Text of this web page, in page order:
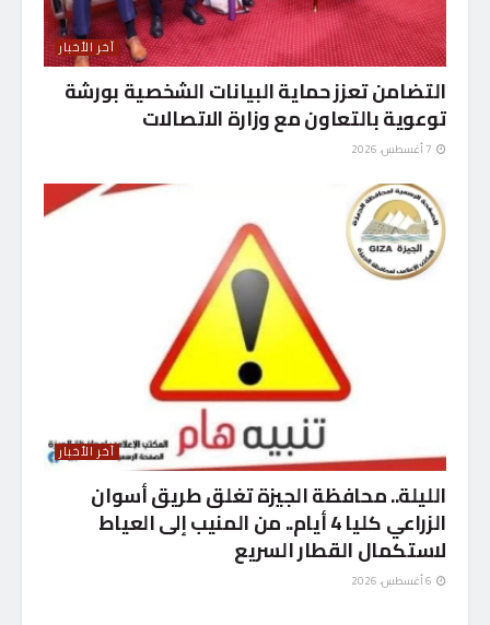
آخر الأخبار
التضامن تعزز حماية البيانات الشخصية بورشة
توعوية بالتعاون مع وزارة الاتصالات
آخر الأخبار
الليلة.. محافظة الجيزة تغلق طريق أسوان
الزراعي كليا 4 أيام.. من المنيب إلى العياط
لاستكمال القطار السريع